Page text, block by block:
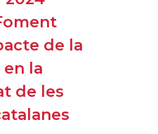
de la
la
de les